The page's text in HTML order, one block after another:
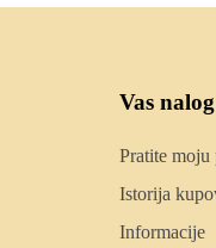
Vas nalog
Pratite moju
Istorija
Informacije